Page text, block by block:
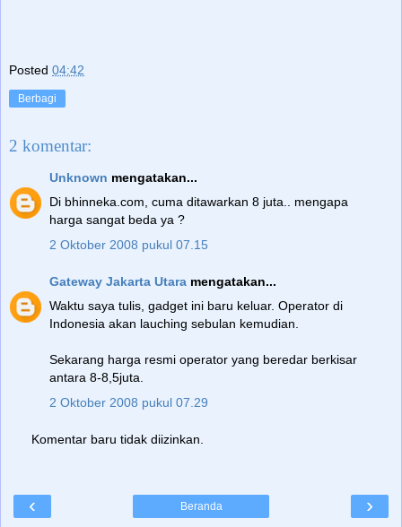
Posted 04:42
Berbagi
2 komentar:
Unknown mengatakan...
Di bhinneka.com, cuma ditawarkan 8 juta.. mengapa
harga sangat beda ya ?
2 Oktober 2008 pukul 07.15
Gateway Jakarta Utara mengatakan...
Waktu saya tulis, gadget ini baru keluar. Operator di
Indonesia akan lauching sebulan kemudian.
Sekarang harga resmi operator yang beredar berkisar
antara 8-8,5juta.
2 Oktober 2008 pukul 07.29
Komentar baru tidak diizinkan.
‹ ›
Beranda